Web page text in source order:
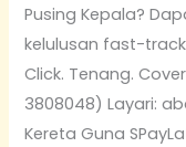
Pusing Kepala?
kelulusan fast-
Click. Tenang. Cover.
3808048) Layari:
Kereta Guna